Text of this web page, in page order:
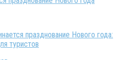
празднование Нового года:
туристов